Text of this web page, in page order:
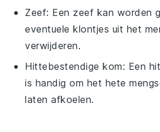
Zeef: Een zeef kan worden
eventuele klontjes uit het
verwijderen.
Hittebestendige kom: Een
is handig om het hete
laten afkoelen.